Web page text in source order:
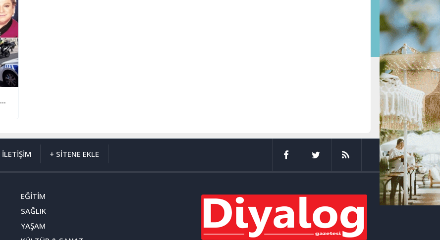
Şarkıcı, besteci, söz yazarı ve oyuncu Zeki Müren, ölümünün 22’inci yılında sevenleri tarafından anıldı
İLETİŞİM + SİTENE EKLE
EĞİTİM
SAĞLIK
YAŞAM